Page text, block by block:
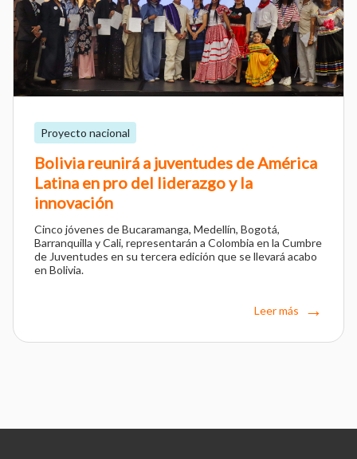
Proyecto nacional
Bolivia reunirá a juventudes de América
Latina en pro del liderazgo y la
innovación
Cinco jóvenes de Bucaramanga, Medellín, Bogotá,
Barranquilla y Cali, representarán a Colombia en la Cumbre
de Juventudes en su tercera edición que se llevará acabo
en Bolivia.
Leer más